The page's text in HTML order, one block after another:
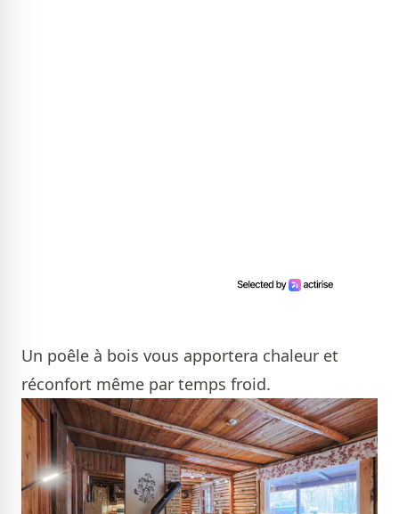
Un poêle à bois vous apportera chaleur et
réconfort même par temps froid.